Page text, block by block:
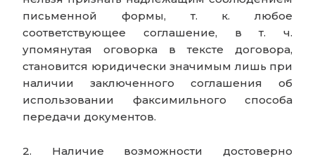
письменной формы, т. к. любое
соответствующее соглашение, в т. ч.
упомянутая оговорка в тексте договора,
становится юридически значимым лишь при
наличии заключенного соглашения об
использовании факсимильного способа
передачи документов.
2. Наличие возможности достоверно